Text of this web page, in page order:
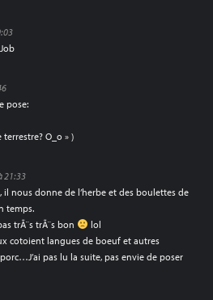
pose:
O_o » )
21:33
il nous donne de l’herbe et des boulettes de
temps.
trÃ¨s trÃ¨s bon
lol
cotoient langues de boeuf et autres
pas lu la suite, pas envie de poser